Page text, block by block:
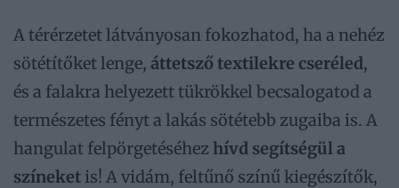
A térérzetet látványosan fokozhatod, ha a nehéz
sötétítőket lenge, áttetsző textilekre cseréled,
és a falakra helyezett tükrökkel becsalogatod a
természetes fényt a lakás sötétebb zugaiba is. A
hangulat felpörgetéséhez hívd segítségül a
színeket is! A vidám, feltűnő színű kiegészítők,